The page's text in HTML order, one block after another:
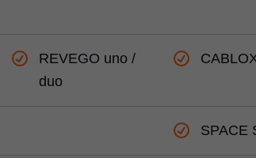
REVEGO uno /
duo
SPACE